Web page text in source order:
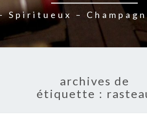
Spiritueux –
archives de
étiquette :